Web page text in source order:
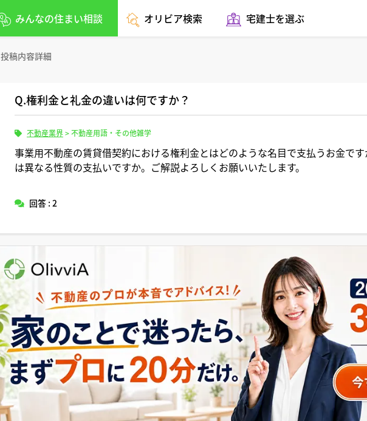
みんなの住まい相談 オリビア検索 宅建士を選ぶ
投稿内容詳細
Q.権利金と礼金の違いは何ですか？
不動産業界>不動産用語・その他雑学
事業用不動産の賃貸借契約における権利金とはどのような名目で支払うお金で
は異なる性質の支払いですか。ご解説よろしくお願いいたします。
回答 : 2